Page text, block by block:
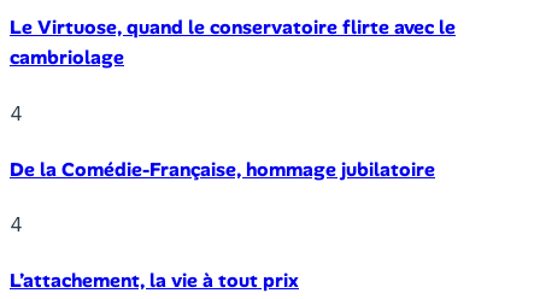
Le Virtuose, quand le conservatoire flirte avec le
cambriolage
4
De la Comédie-Française, hommage jubilatoire
4
L’attachement, la vie à tout prix